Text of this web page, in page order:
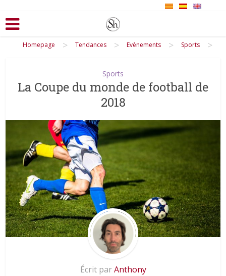
Homepage > Tendances > Evènements > Sports >
Sports
La Coupe du monde de football de
2018
Écrit parAnthony